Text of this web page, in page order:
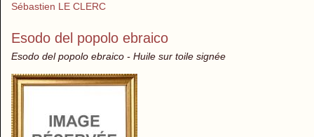
Sébastien LE CLERC
Esodo del popolo ebraico
Esodo del popolo ebraico - Huile sur toile signée